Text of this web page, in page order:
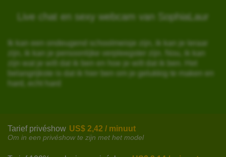
Live chat en sexy webcam van SophiaLaur
Ik kan een ondeugend schoolmeisje zijn, ik kan je leraar
zijn, ik kan je persoonlijke verpleegster zijn. Nou, ik kan
zijn wat je wilt dat ik ben en hoe je wilt dat ik ben. Het
belangrijkste is dat ik hier ben om je gelukkig te maken en
hard, echt hard
Tarief privéshow US$ 2,42 / minuut
Om in een privéshow te zijn met het model